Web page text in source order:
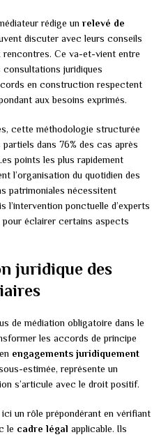
rédige un relevé de
discuter avec leurs conseils
Ce va-et-vient entre
juridiques
en construction respectent
aux besoins exprimés.
cette méthodologie structurée
dans 76% des cas après
points les plus rapidement
l’organisation du quotidien des
patrimoniales nécessitent
l’intervention ponctuelle d’experts
éclairer certains aspects
juridique des
de médiation obligatoire dans le
les accords de principe
engagements juridiquement
estimée, représente un
s’articule avec le droit positif.
un rôle prépondérant en vérifiant
le cadre légal applicable. Ils